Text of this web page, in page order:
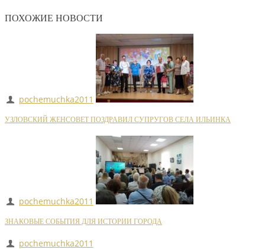
ПОХОЖИЕ НОВОСТИ
pochemuchka2011
УЗЛОВСКИЙ ЖЕНСОВЕТ ПОЗДРАВИЛ СУПРУГОВ СЕЛА ИЛЬИНКА
pochemuchka2011
ЗНАКОВЫЕ СОБЫТИЯ ДЛЯ ИСТОРИИ ГОРОДА
pochemuchka2011